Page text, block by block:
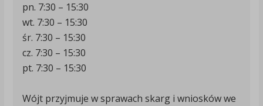
pn. 7:30 – 15:30
wt. 7:30 – 15:30
śr. 7:30 – 15:30
cz. 7:30 – 15:30
pt. 7:30 – 15:30
Wójt przyjmuje w sprawach skarg i wniosków we